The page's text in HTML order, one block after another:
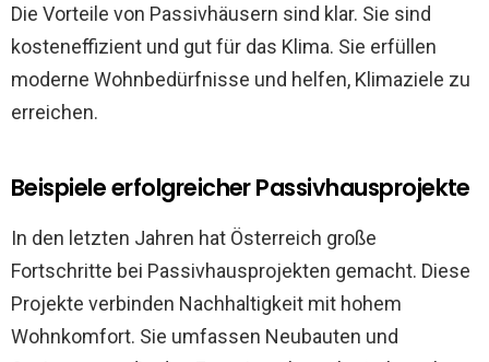
Die Vorteile von Passivhäusern sind klar. Sie sind
kosteneffizient und gut für das Klima. Sie erfüllen
moderne Wohnbedürfnisse und helfen, Klimaziele zu
erreichen.
Beispiele erfolgreicher Passivhausprojekte
In den letzten Jahren hat Österreich große
Fortschritte bei Passivhausprojekten gemacht. Diese
Projekte verbinden Nachhaltigkeit mit hohem
Wohnkomfort. Sie umfassen Neubauten und